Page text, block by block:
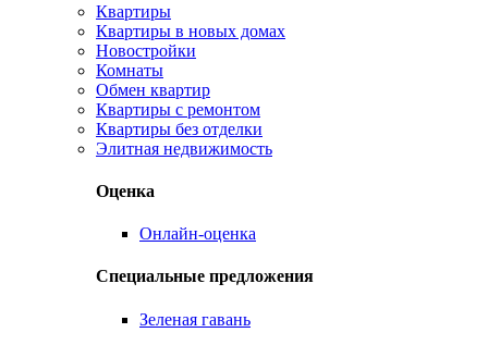
Квартиры
Квартиры в новых домах
Новостройки
Комнаты
Обмен квартир
Квартиры с ремонтом
Квартиры без отделки
Элитная недвижимость
Оценка
Онлайн-оценка
Специальные предложения
Зеленая гавань